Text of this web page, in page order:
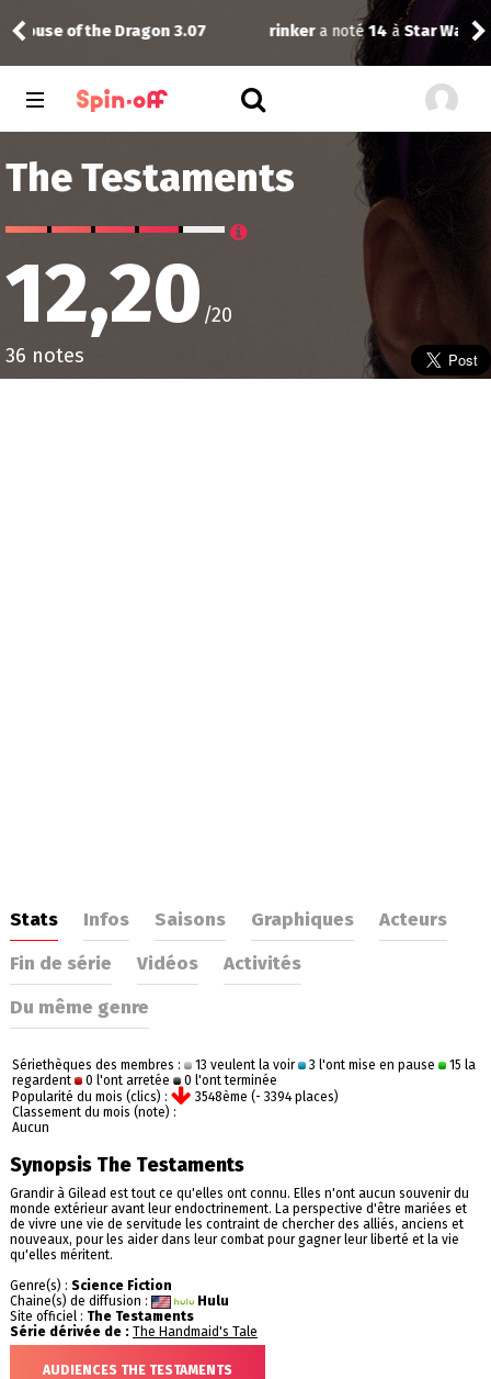
rinkera noté14àStar Wars: Maul - Shadow Lord 1.10
The Testaments
12,20 /20
36 notes
Stats Infos Saisons Graphiques
Acteurs
Fin de série
Vidéos
Activités
Du même genre
Sériethèques des membres : 13 veulent la voir 3 l'ont mise en pause
15 la
regardent
0 l'ont arretée
0 l'ont terminée
Popularité du mois (clics) :
3548ème (- 3394 places)
Classement du mois (note) :
Aucun
Synopsis The Testaments
Grandir à Gilead est tout ce qu'elles ont connu. Elles n'ont aucun souvenir du
monde extérieur avant leur endoctrinement. La perspective d'être mariées et
de vivre une vie de servitude les contraint de chercher des alliés, anciens et
nouveaux, pour les aider dans leur combat pour gagner leur liberté et la vie
qu'elles méritent.
Genre(s) : Science Fiction
Chaine(s) de diffusion :
Hulu
Site officiel : The Testaments
Série dérivée de : The Handmaid's Tale
AUDIENCES THE TESTAMENTS